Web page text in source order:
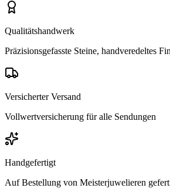
Qualitätshandwerk
Präzisionsgefasste Steine, handveredeltes
Versicherter Versand
Vollwertversicherung für alle Sendungen
Handgefertigt
Auf Bestellung von Meisterjuwelieren